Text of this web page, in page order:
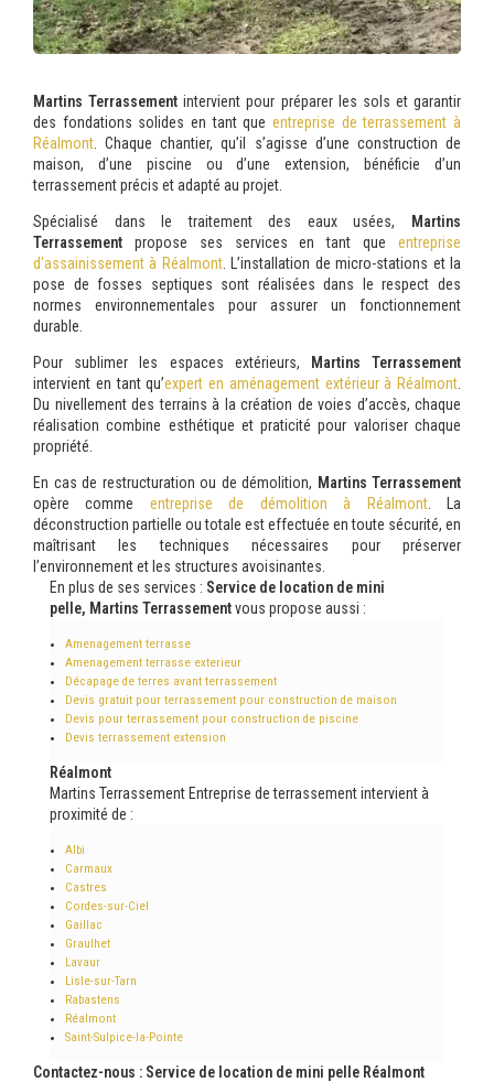
Martins Terrassement intervient pour préparer les sols et garantir
des fondations solides en tant que entreprise de terrassement à
Réalmont . Chaque chantier, qu’il s’agisse d’une construction de
maison, d’une piscine ou d’une extension, bénéficie d’un
terrassement précis et adapté au projet.
Spécialisé dans le traitement des eaux usées, Martins
Terrassement propose ses services en tant que entreprise
d'assainissement à Réalmont. L’installation de micro-stations et la
pose de fosses septiques sont réalisées dans le respect des
normes environnementales pour assurer un fonctionnement
durable.
Pour sublimer les espaces extérieurs, Martins Terrassement
intervient en tant qu’expert en aménagement extérieur à Réalmont
Du nivellement des terrains à la création de voies d’accès, chaque
réalisation combine esthétique et praticité pour valoriser chaque
propriété.
En cas de restructuration ou de démolition, Martins Terrassement
opère comme entreprise de démolition à Réalmont. La
déconstruction partielle ou totale est effectuée en toute sécurité, en
maîtrisant les techniques nécessaires pour préserver
l’environnement et les structures avoisinantes.
En plus de ses services : Service de location de mini
pelle, Martins Terrassementvous propose aussi :
Amenagement terrasse
Amenagement terrasse exterieur
Décapage de terres avant terrassement
Devis gratuit pour terrassement pour construction de maison
Devis pour terrassement pour construction de piscine
Devis terrassement extension
Réalmont
Martins Terrassement Entreprise de terrassement intervient à
proximité de :
Albi
Carmaux
Castres
Cordes-sur-Ciel
Gaillac
Graulhet
Lavaur
Lisle-sur-Tarn
Rabastens
Réalmont
Saint-Sulpice-la-Pointe
Contactez-nous : Service de location de mini pelle Réalmont